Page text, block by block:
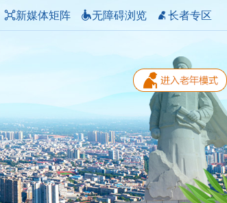
新媒体矩阵 无障碍浏览 长者专区